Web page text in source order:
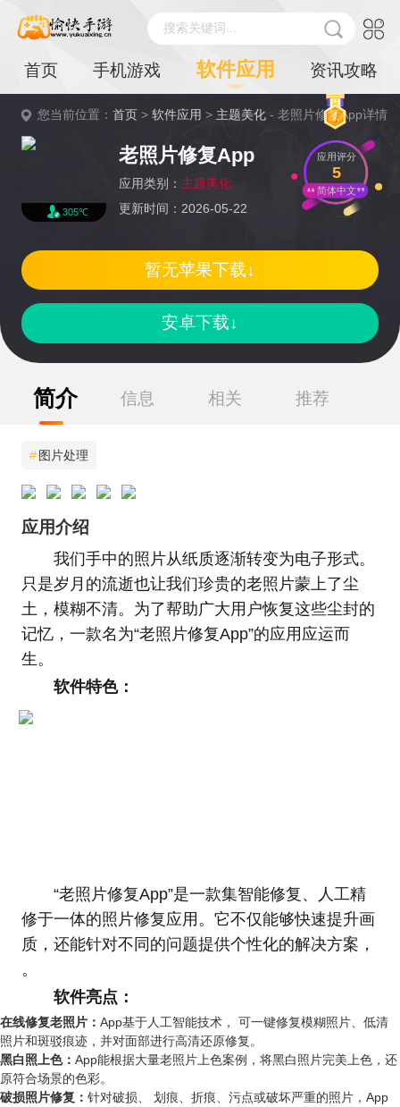
搜索关键词...
首页 手机游戏 软件应用 资讯攻略
您当前位置：首页 >软件应用 > 主题美化 - 老照片修复App详情
305℃
老照片修复App
应用类别： 主题美化
更新时间：2026-05-22
应用评分
5
简体中文
安卓下载↓
暂无苹果下载↓
简介 信息 相关 推荐
# 图片处理
应用介绍
我们手中的照片从纸质逐渐转变为电子形式。
只是岁月的流逝也让我们珍贵的老照片蒙上了尘
土，模糊不清。为了帮助广大用户恢复这些尘封的
记忆，一款名为“老照片修复App”的应用应运而
生。
软件特色：
“老照片修复App”是一款集智能修复、人工精
修于一体的照片修复应用。它不仅能够快速提升画
质，还能针对不同的问题提供个性化的解决方案，
。
软件亮点：
在线修复老照片： App基于人工智能技术， 可一键修复模糊照片、低清
照片和斑驳痕迹，并对面部进行高清还原修复。
黑白照上色： App能根据大量老照片上色案例，将黑白照片完美上色，还
原符合场景的色彩。
破损照片修复： 针对破损、 划痕、折痕、污点或破坏严重的照片，App